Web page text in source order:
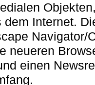
dem Internet.
Navigator/
neueren
einen